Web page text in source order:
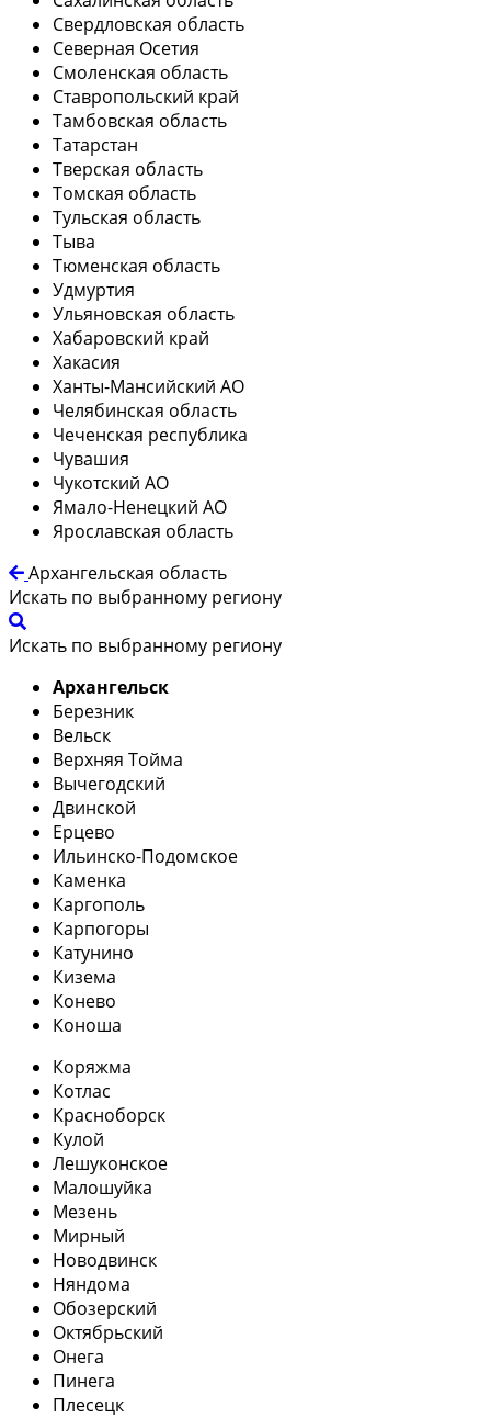
Свердловская область
Северная Осетия
Смоленская область
Ставропольский край
Тамбовская область
Татарстан
Тверская область
Томская область
Тульская область
Тыва
Тюменская область
Удмуртия
Ульяновская область
Хабаровский край
Хакасия
Ханты-Мансийский АО
Челябинская область
Чеченская республика
Чувашия
Чукотский АО
Ямало-Ненецкий АО
Ярославская область
Архангельская область
Искать по выбранному региону
Искать по выбранному региону
Архангельск
Березник
Вельск
Верхняя Тойма
Вычегодский
Двинской
Ерцево
Ильинско-Подомское
Каменка
Каргополь
Карпогоры
Катунино
Кизема
Конево
Коноша
Коряжма
Котлас
Красноборск
Кулой
Лешуконское
Малошуйка
Мезень
Мирный
Новодвинск
Няндома
Обозерский
Октябрьский
Онега
Пинега
Плесецк